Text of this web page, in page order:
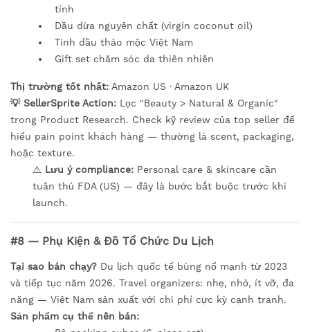
tính
Dầu dừa nguyên chất (virgin coconut oil)
Tinh dầu thảo mộc Việt Nam
Gift set chăm sóc da thiên nhiên
Thị trường tốt nhất: Amazon US · Amazon UK
💡 SellerSprite Action: Lọc "Beauty > Natural & Organic"
trong Product Research. Check kỹ review của top seller để
hiểu pain point khách hàng — thường là scent, packaging,
hoặc texture.
⚠️ Lưu ý compliance: Personal care & skincare cần
tuân thủ FDA (US) — đây là bước bắt buộc trước khi
launch.
#8 — Phụ Kiện & Đồ Tổ Chức Du Lịch
Tại sao bán chạy? Du lịch quốc tế bùng nổ mạnh từ 2023
và tiếp tục năm 2026. Travel organizers: nhẹ, nhỏ, ít vỡ, đa
năng — Việt Nam sản xuất với chi phí cực kỳ cạnh tranh.
Sản phẩm cụ thể nên bán: